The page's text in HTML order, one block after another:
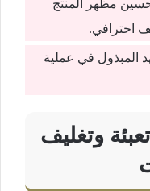
مظهر المنتج
احترافي.
المبذول في عملية
وتغليف